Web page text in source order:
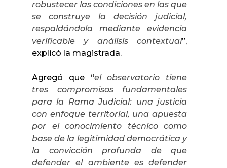
robustecer las condiciones en las que
se construye la decisión judicial,
respaldándola mediante evidencia
verificable y análisis contextual”,
explicó la magistrada.
Agregó que “el observatorio tiene
tres compromisos fundamentales
para la Rama Judicial: una justicia
con enfoque territorial, una apuesta
por el conocimiento técnico como
base de la legitimidad democrática y
la convicción profunda de que
defender el ambiente es defender